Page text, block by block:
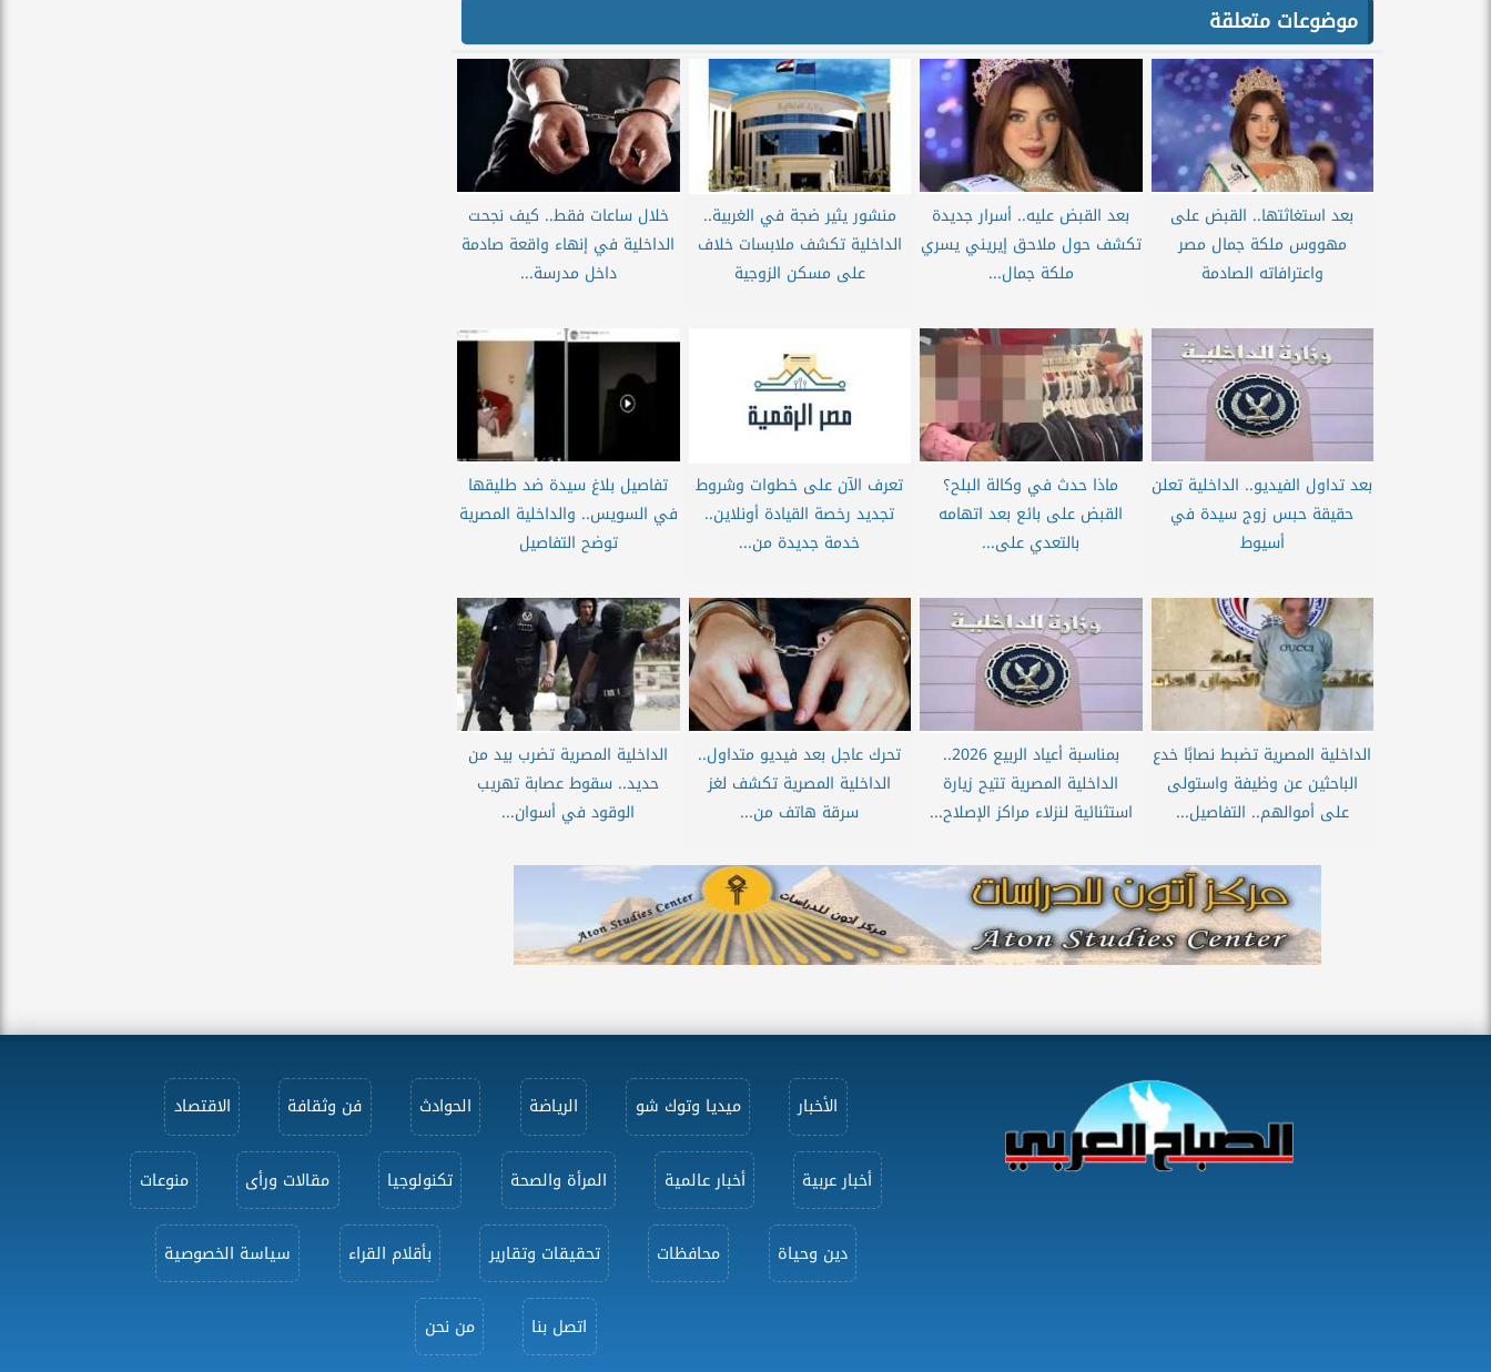
موضوعات متعلقة
بعد استغاثتها.. القبض على
مهووس ملكة جمال مصر
واعترافاته الصادمة
بعد القبض عليه.. أسرار جديدة
تكشف حول ملاحق إيريني يسري
ملكة جمال...
منشور يثير ضجة في الغربية..
الداخلية تكشف ملابسات خلاف
على مسكن الزوجية
خلال ساعات فقط.. كيف نجحت
الداخلية في إنهاء واقعة صادمة
داخل مدرسة...
بعد تداول الفيديو.. الداخلية تعلن
حقيقة حبس زوج سيدة في
أسيوط
ماذا حدث في وكالة البلح؟
القبض على بائع بعد اتهامه
بالتعدي على...
تعرف الآن على خطوات وشروط
تجديد رخصة القيادة أونلاين..
خدمة جديدة من...
تفاصيل بلاغ سيدة ضد طليقها
في السويس.. والداخلية المصرية
توضح التفاصيل
الداخلية المصرية تضبط نصابًا خدع
الباحثين عن وظيفة واستولى
على أموالهم.. التفاصيل...
بمناسبة أعياد الربيع 2026..
الداخلية المصرية تتيح زيارة
استثنائية لنزلاء مراكز الإصلاح...
تحرك عاجل بعد فيديو متداول..
الداخلية المصرية تكشف لغز
سرقة هاتف من...
الداخلية المصرية تضرب بيد من
حديد.. سقوط عصابة تهريب
الوقود في أسوان...
الأخبار ميديا وتوك شو الرياضة الحوادث فن وثقافة الاقتصاد
أخبار عربية أخبار عالمية المرأة والصحة تكنولوجيا مقالات ورأى منوعات
دين وحياة محافظات تحقيقات وتقارير بأقلام القراء سياسة الخصوصية
اتصل بنا من نحن